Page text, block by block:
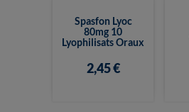
Spasfon Lyoc
80mg 10
Lyophilisats Oraux
2,45 €